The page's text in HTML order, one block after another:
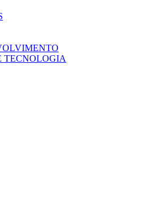
TECNOLOGIA